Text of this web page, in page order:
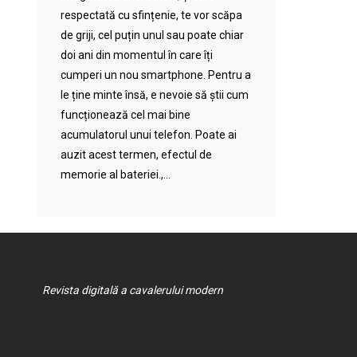
respectată cu sfințenie, te vor scăpa
de griji, cel puțin unul sau poate chiar
doi ani din momentul în care îți
cumperi un nou smartphone. Pentru a
le ține minte însă, e nevoie să știi cum
funcționează cel mai bine
acumulatorul unui telefon. Poate ai
auzit acest termen, efectul de
memorie al bateriei.,...
Revista digitală a cavalerului modern